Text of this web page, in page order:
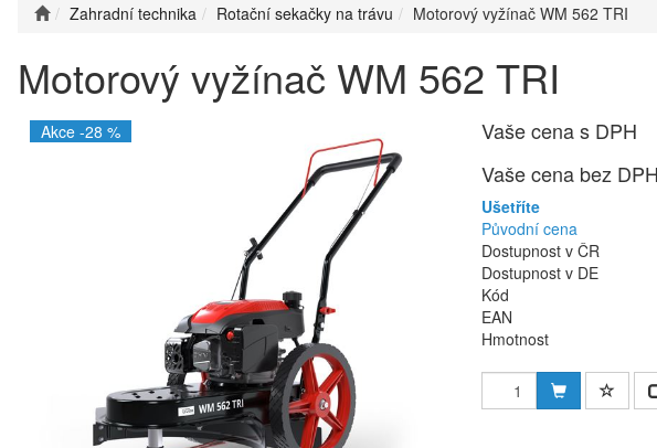
Zahradní technika Rotační sekačky na trávu Motorový vyžínač WM 562 TRI
Motorový vyžínač WM 562 TRI
Akce -28 % Vaše cena s DPH
Vaše cena bez DPH
Ušetříte
Původní cena
Dostupnost v ČR
Dostupnost v DE
Kód
EAN
Hmotnost